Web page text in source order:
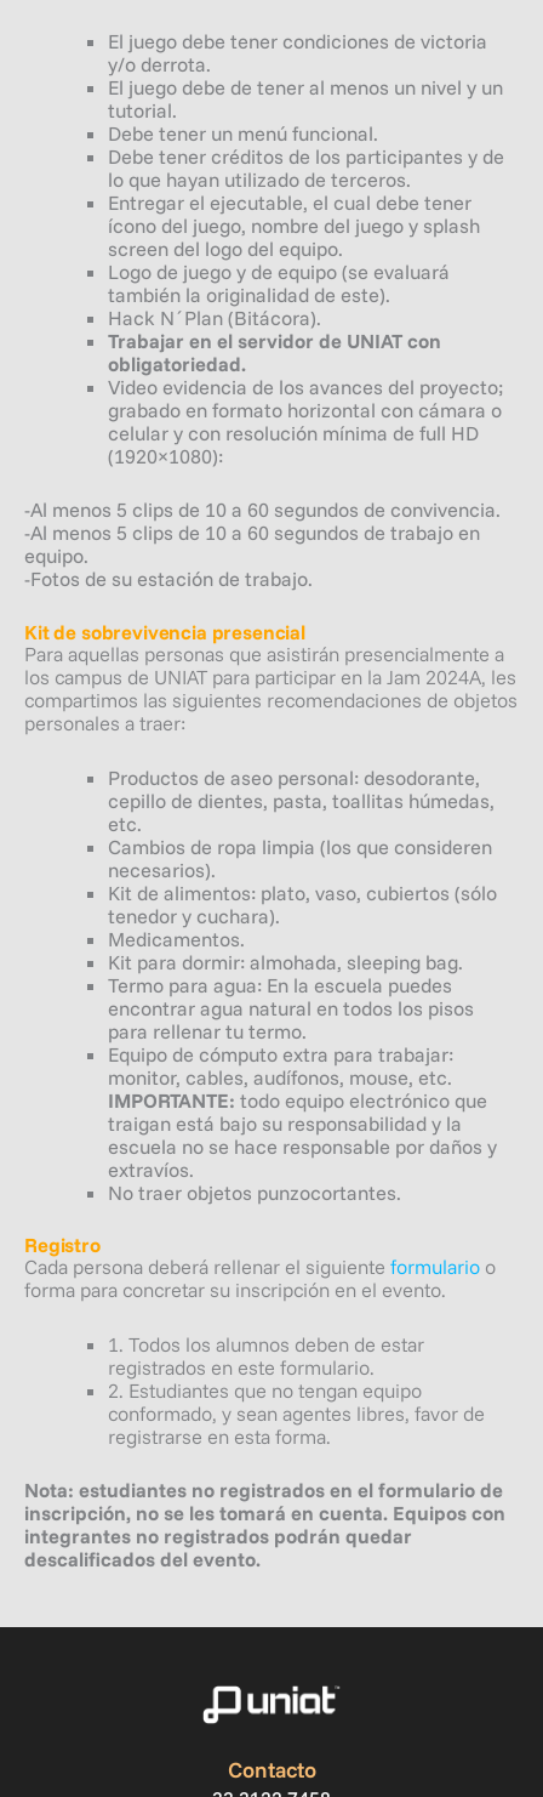
El juego debe tener condiciones de victoria
y/o derrota.
El juego debe de tener al menos un nivel y un
tutorial.
Debe tener un menú funcional.
Debe tener créditos de los participantes y de
lo que hayan utilizado de terceros.
Entregar el ejecutable, el cual debe tener
ícono del juego, nombre del juego y splash
screen del logo del equipo.
Logo de juego y de equipo (se evaluará
también la originalidad de este).
Hack N´Plan (Bitácora).
Trabajar en el servidor de UNIAT con
obligatoriedad.
Video evidencia de los avances del proyecto;
grabado en formato horizontal con cámara o
celular y con resolución mínima de full HD
(1920×1080):
-Al menos 5 clips de 10 a 60 segundos de convivencia.
-Al menos 5 clips de 10 a 60 segundos de trabajo en
equipo.
-Fotos de su estación de trabajo.
Kit de sobrevivencia presencial
Para aquellas personas que asistirán presencialmente a
los campus de UNIAT para participar en la Jam 2024A, les
compartimos las siguientes recomendaciones de objetos
personales a traer:
Productos de aseo personal: desodorante,
cepillo de dientes, pasta, toallitas húmedas,
etc.
Cambios de ropa limpia (los que consideren
necesarios).
Kit de alimentos: plato, vaso, cubiertos (sólo
tenedor y cuchara).
Medicamentos.
Kit para dormir: almohada, sleeping bag.
Termo para agua: En la escuela puedes
encontrar agua natural en todos los pisos
para rellenar tu termo.
Equipo de cómputo extra para trabajar:
monitor, cables, audífonos, mouse, etc.
IMPORTANTE: todo equipo electrónico que
traigan está bajo su responsabilidad y la
escuela no se hace responsable por daños y
extravíos.
No traer objetos punzocortantes.
Registro
Cada persona deberá rellenar el siguiente formulario o
forma para concretar su inscripción en el evento.
1. Todos los alumnos deben de estar
registrados en este formulario.
2. Estudiantes que no tengan equipo
conformado, y sean agentes libres, favor de
registrarse en esta forma.
Nota: estudiantes no registrados en el formulario de
inscripción, no se les tomará en cuenta. Equipos con
integrantes no registrados podrán quedar
descalificados del evento.
Contacto